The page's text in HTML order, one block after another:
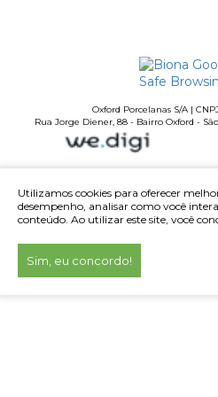
Oxford Porcelanas S/A |
Rua Jorge Diener, 88 - Bairro Oxford -
Utilizamos cookies para oferecer
desempenho, analisar como você
conteúdo. Ao utilizar este site, você
Sim, eu concordo!